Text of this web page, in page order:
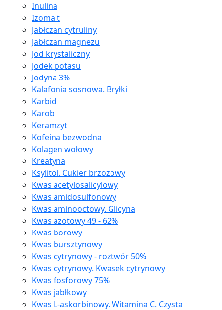
Inulina
Izomalt
Jabłczan cytruliny
Jabłczan magnezu
Jod krystaliczny
Jodek potasu
Jodyna 3%
Kalafonia sosnowa. Bryłki
Karbid
Karob
Keramzyt
Kofeina bezwodna
Kolagen wołowy
Kreatyna
Ksylitol. Cukier brzozowy
Kwas acetylosalicylowy
Kwas amidosulfonowy
Kwas aminooctowy. Glicyna
Kwas azotowy 49 - 62%
Kwas borowy
Kwas bursztynowy
Kwas cytrynowy - roztwór 50%
Kwas cytrynowy. Kwasek cytrynowy
Kwas fosforowy 75%
Kwas jabłkowy
Kwas L-askorbinowy. Witamina C. Czysta